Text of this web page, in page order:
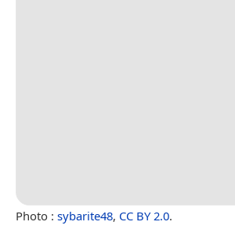
Photo : sybarite48, CC BY 2.0.